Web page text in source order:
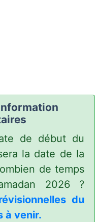
de début du
la date de la
de temps
2026 ?
du
à venir.